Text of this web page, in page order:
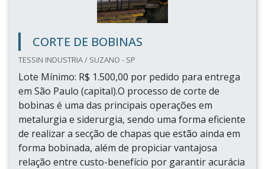
CORTE DE BOBINAS
TESSIN INDUSTRIA / SUZANO - SP
Lote Mínimo: R$ 1.500,00 por pedido para entrega
em São Paulo (capital).O processo de corte de
bobinas é uma das principais operações em
metalurgia e siderurgia, sendo uma forma eficiente
de realizar a secção de chapas que estão ainda em
forma bobinada, além de propiciar vantajosa
relação entre custo-benefício por garantir acurácia